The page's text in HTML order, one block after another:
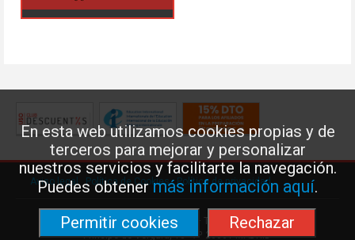
En esta web utilizamos cookies propias y de
terceros para mejorar y personalizar
nuestros servicios y facilitarte la navegación.
Puedes obtenermás información aquí.
Permitir cookies
Rechazar
Aviso legal·Política de Cookies·Política de privacidad
Federación de Enseñanza de USO · Teléfono: 91 577 41 13 ·
Príncipe de Vergara, 13 · 7º 28001 MADRID